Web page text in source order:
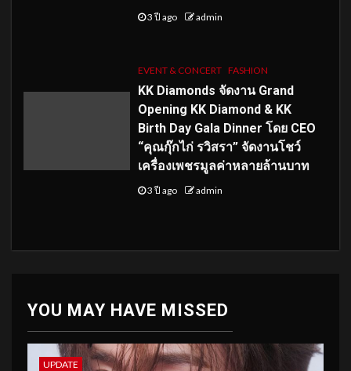
3 ปี ago admin
EVENT & CONCERT FASHION
KK Diamonds จัดงาน Grand
Opening KK Diamond & KK
Birth Day Gala Dinner โดย CEO
“คุณกุ๊กไก่ รวิสรา” จัดงานโชว์
เครื่องเพชรมูลค่าหลายล้านบาท
3 ปี ago admin
YOU MAY HAVE MISSED
UPDATE